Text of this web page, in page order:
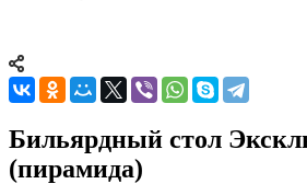
Бильярдный стол
(пирамида)